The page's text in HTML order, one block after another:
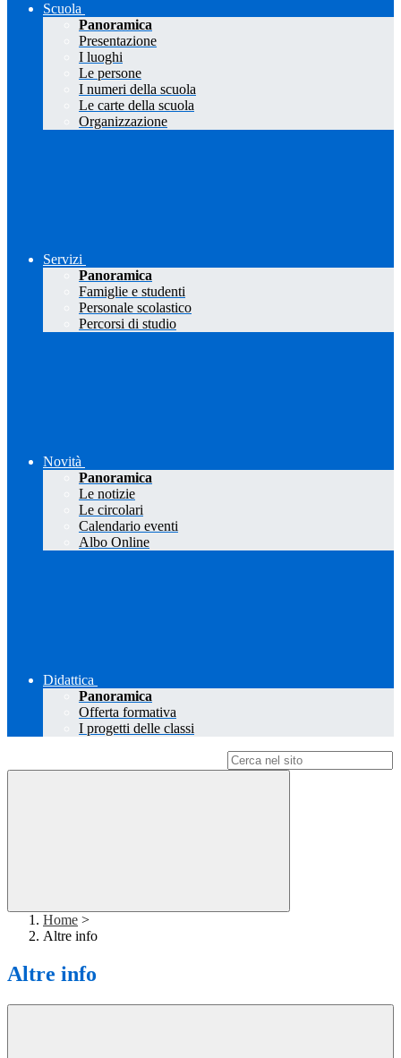
Scuola
Panoramica
Presentazione
I luoghi
Le persone
I numeri della scuola
Le carte della scuola
Organizzazione
Servizi
Panoramica
Famiglie e studenti
Personale scolastico
Percorsi di studio
Novità
Panoramica
Le notizie
Le circolari
Calendario eventi
Albo Online
Didattica
Panoramica
Offerta formativa
I progetti delle classi
Home >
Altre info
Altre info